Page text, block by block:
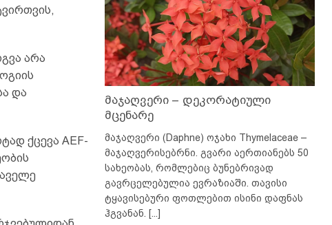
არა
და
ქცევა AEF-
მაჯაღვერი – დეკორატიული
მცენარე
მაჯაღვერი (Daphne) ოჯახი Thymelaceae –
მაჯაღვერისებრნი. გვარი აერთიანებს 50
სახეობას, რომლებიც ბუნებრივად
გავრცელებულია ევრაზიაში. თავისი
ტყავისებური ფოთლებით ისინი დაფნას
ჰგვანან. [...]